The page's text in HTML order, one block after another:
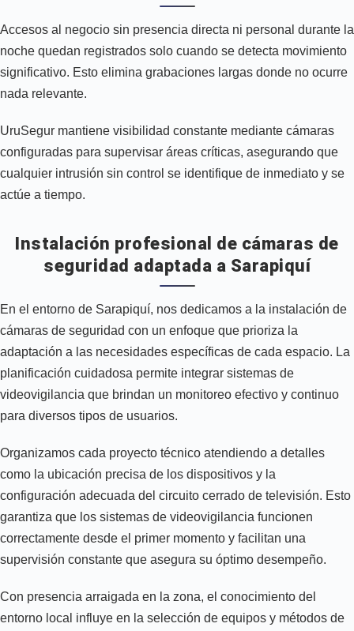
Accesos al negocio sin presencia directa ni personal durante la
noche quedan registrados solo cuando se detecta movimiento
significativo. Esto elimina grabaciones largas donde no ocurre
nada relevante.
UruSegur mantiene visibilidad constante mediante cámaras
configuradas para supervisar áreas críticas, asegurando que
cualquier intrusión sin control se identifique de inmediato y se
actúe a tiempo.
Instalación profesional de cámaras de
seguridad adaptada a Sarapiquí
En el entorno de Sarapiquí, nos dedicamos a la instalación de
cámaras de seguridad con un enfoque que prioriza la
adaptación a las necesidades específicas de cada espacio. La
planificación cuidadosa permite integrar sistemas de
videovigilancia que brindan un monitoreo efectivo y continuo
para diversos tipos de usuarios.
Organizamos cada proyecto técnico atendiendo a detalles
como la ubicación precisa de los dispositivos y la
configuración adecuada del circuito cerrado de televisión. Esto
garantiza que los sistemas de videovigilancia funcionen
correctamente desde el primer momento y facilitan una
supervisión constante que asegura su óptimo desempeño.
Con presencia arraigada en la zona, el conocimiento del
entorno local influye en la selección de equipos y métodos de